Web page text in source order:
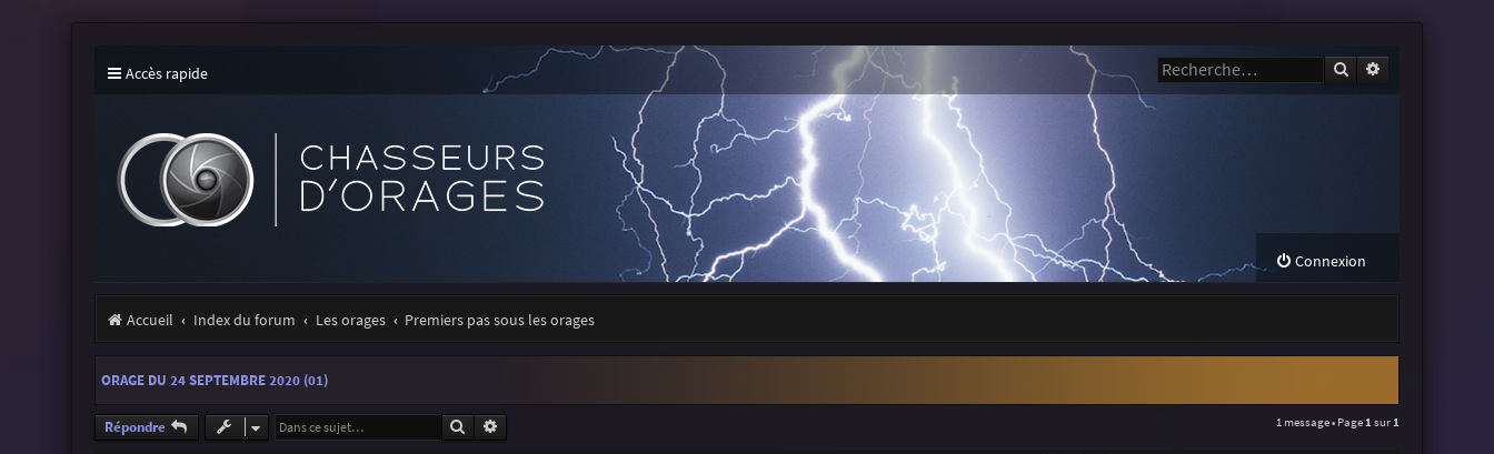
Accès rapide Rechercher
Connexion
Accueil Index du forum Les orages Premiers pas sous les orages
ORAGE DU 24 SEPTEMBRE 2020 (01)
Répondre Rechercher 1 message • Page 1 sur 1